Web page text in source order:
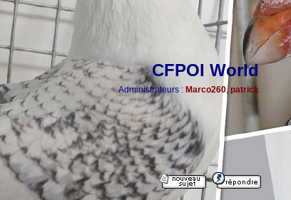
CFPOI World
Administrateurs : Marco260, patrick